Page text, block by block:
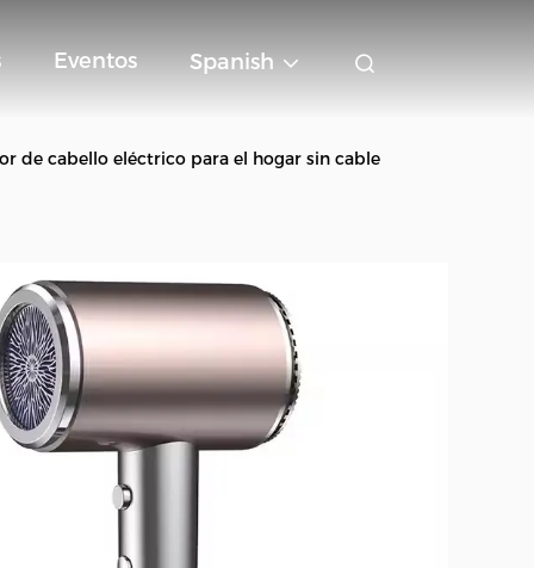
Eventos Spanish
de cabello eléctrico para el hogar sin cable